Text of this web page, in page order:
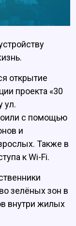
открытие
проекта «30
ул.
с помощью
и
Также в
к Wi-Fi.
зелёных зон в
внутри жилых